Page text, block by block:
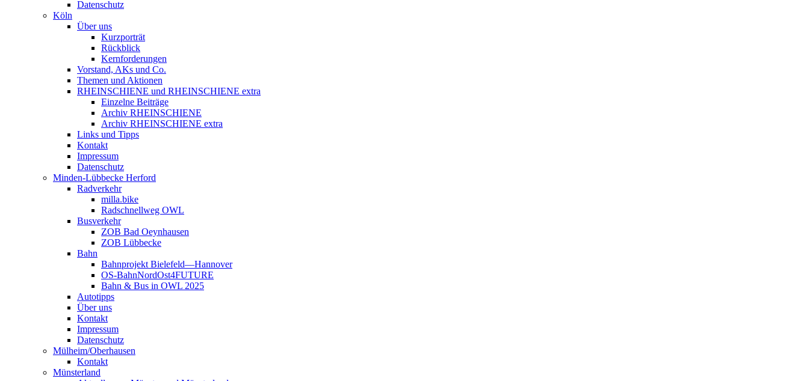
Datenschutz
Köln
Über uns
Kurzporträt
Rückblick
Kernforderungen
Vorstand, AKs und Co.
Themen und Aktionen
RHEINSCHIENE und RHEINSCHIENE extra
Einzelne Beiträge
Archiv RHEINSCHIENE
Archiv RHEINSCHIENE extra
Links und Tipps
Kontakt
Impressum
Datenschutz
Minden-Lübbecke Herford
Radverkehr
milla.bike
Radschnellweg OWL
Busverkehr
ZOB Bad Oeynhausen
ZOB Lübbecke
Bahn
Bahnprojekt Bielefeld—Hannover
OS-BahnNordOst4FUTURE
Bahn & Bus in OWL 2025
Autotipps
Über uns
Kontakt
Impressum
Datenschutz
Mülheim/Oberhausen
Kontakt
Münsterland